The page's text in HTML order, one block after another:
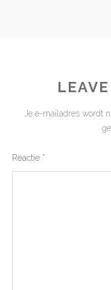
Je e-mailadres wordt
Reactie *